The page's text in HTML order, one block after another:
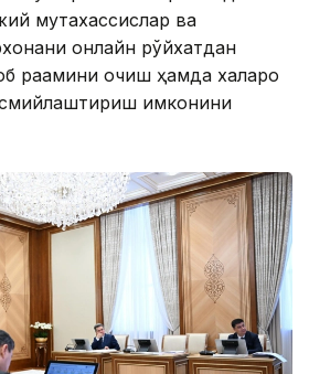
мутахассислар ва
онлайн рўйхатдан
рақамини очиш ҳамда халқаро
имконини